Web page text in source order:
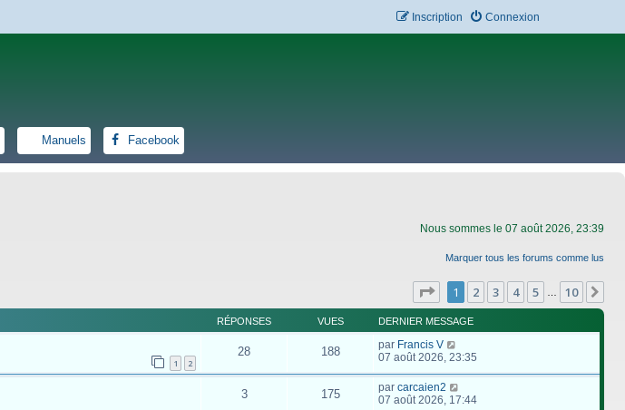
Connexion
Inscription
Manuels Facebook
Nous sommes le 07 août 2026, 23:39
Marquer tous les forums comme lus
Page 1sur10
1 2 3 4 5 10
RÉPONSES VUES DERNIER MESSAGE
1 2
28 188 par Francis V
07 août 2026, 23:35
3 175 par carcaien2
07 août 2026, 17:44